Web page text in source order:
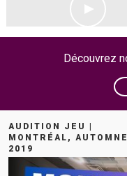
Découvrez
AUDITION JEU |
MONTRÉAL, AUTOMNE
2019